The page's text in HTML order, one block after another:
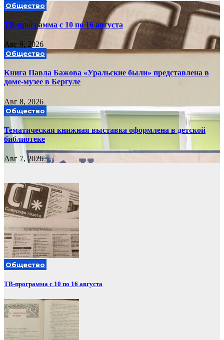
Общество
ТВ-программа с 10 по 16 августа
Авг 9, 2026
Общество
Книга Павла Бажова «Уральские были» представлена в
доме-музее в Бергуле
Авг 8, 2026
Общество
Тематическая книжная выставка оформлена в детской
библиотеке
Авг 7, 2026
Общество
ТВ-программа с 10 по 16 августа